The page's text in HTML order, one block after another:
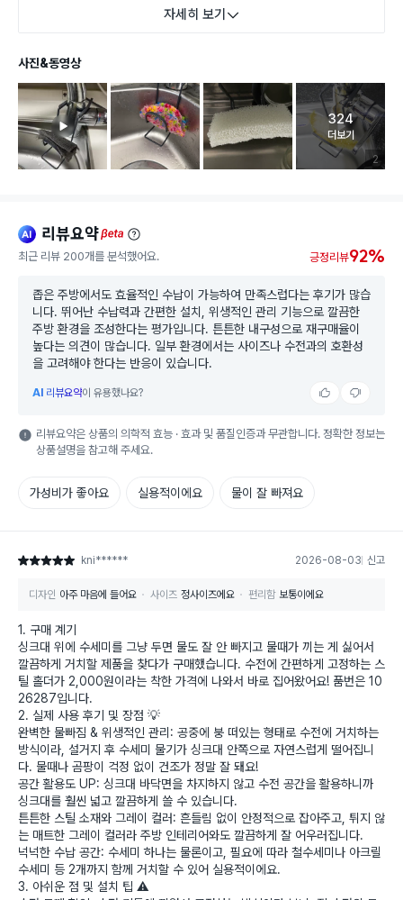
자세히 보기
사진&동영상
리뷰 이
2
고객 리뷰
324
더보기
ai 리뷰요약beta
최근 리뷰 200개를 분석했어요. 긍정리뷰92%
좁은 주방에서도 효율적인 수납이 가능하여 만족스럽다는 후기가 많습
니다. 뛰어난 수납력과 간편한 설치, 위생적인 관리 기능으로 깔끔한
주방 환경을 조성한다는 평가입니다. 튼튼한 내구성으로 재구매율이
높다는 의견이 많습니다. 일부 환경에서는 사이즈나 수전과의 호환성
을 고려해야 한다는 반응이 있습니다.
AI 리뷰요약이 유용했나요?
리뷰요약은 상품의 의학적 효능 · 효과 및 품질인증과 무관합니다. 정확한 정보는
상품설명을 참고해 주세요.
가성비가 좋아요 실용적이에요 물이 잘 빠져요
별점 5점 kni****** 2026-08-03 신고
디자인 아주 마음에 들어요 사이즈 정사이즈에요 편리함 보통이에요
​1. 구매 계기
싱크대 위에 수세미를 그냥 두면 물도 잘 안 빠지고 물때가 끼는 게 싫어서
깔끔하게 거치할 제품을 찾다가 구매했습니다. 수전에 간편하게 고정하는 스
틸 홀더가 2,000원이라는 착한 가격에 나와서 바로 집어왔어요! 품번은 10
26287입니다.
​2. 실제 사용 후기 및 장점 💡
​완벽한 물빠짐 & 위생적인 관리: 공중에 붕 떠있는 형태로 수전에 거치하는
방식이라, 설거지 후 수세미 물기가 싱크대 안쪽으로 자연스럽게 떨어집니
다. 물때나 곰팡이 걱정 없이 건조가 정말 잘 돼요!
​공간 활용도 UP: 싱크대 바닥면을 차지하지 않고 수전 공간을 활용하니까
싱크대를 훨씬 넓고 깔끔하게 쓸 수 있습니다.
​튼튼한 스틸 소재와 그레이 컬러: 흔들림 없이 안정적으로 잡아주고, 튀지 않
는 매트한 그레이 컬러라 주방 인테리어와도 깔끔하게 잘 어우러집니다.
​넉넉한 수납 공간: 수세미 하나는 물론이고, 필요에 따라 철수세미나 아크릴
수세미 등 2개까지 함께 거치할 수 있어 실용적이에요.
​3. 아쉬운 점 및 설치 팁 ⚠️